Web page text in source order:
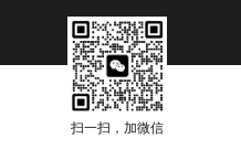
扫一扫，加微信